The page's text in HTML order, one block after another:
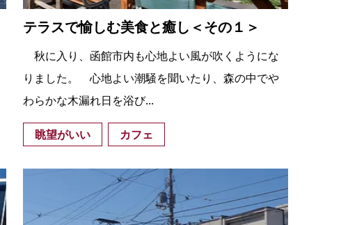
テラスで愉しむ美食と癒し＜その１＞
秋に入り、函館市内も心地よい風が吹くようにな
りました。 心地よい潮騒を聞いたり、森の中でや
わらかな木漏れ日を浴び...
眺望がいい カフェ